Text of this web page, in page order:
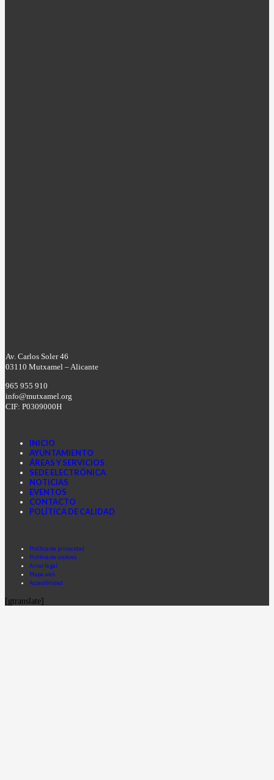
Av. Carlos Soler 46
03110 Mutxamel – Alicante
965 955 910
info@mutxamel.org
CIF: P0309000H
INICIO
AYUNTAMIENTO
ÁREAS Y SERVICIOS
SEDE ELECTRÓNICA
NOTICIAS
EVENTOS
CONTACTO
POLÍTICA DE CALIDAD
Política de privacidad
Política de cookies
Aviso legal
Mapa web
Accesibilidad
[gtranslate]